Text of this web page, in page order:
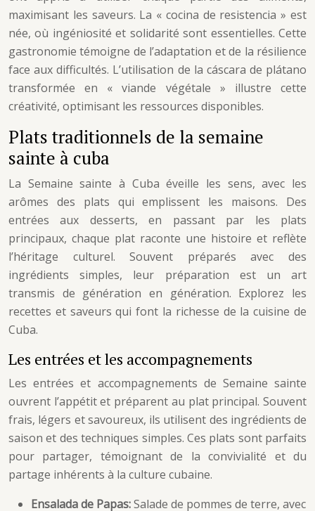
maximisant les saveurs. La « cocina de resistencia » est
née, où ingéniosité et solidarité sont essentielles. Cette
gastronomie témoigne de l’adaptation et de la résilience
face aux difficultés. L’utilisation de la cáscara de plátano
transformée en « viande végétale » illustre cette
créativité, optimisant les ressources disponibles.
Plats traditionnels de la semaine
sainte à cuba
La Semaine sainte à Cuba éveille les sens, avec les
arômes des plats qui emplissent les maisons. Des
entrées aux desserts, en passant par les plats
principaux, chaque plat raconte une histoire et reflète
l’héritage culturel. Souvent préparés avec des
ingrédients simples, leur préparation est un art
transmis de génération en génération. Explorez les
recettes et saveurs qui font la richesse de la cuisine de
Cuba.
Les entrées et les accompagnements
Les entrées et accompagnements de Semaine sainte
ouvrent l’appétit et préparent au plat principal. Souvent
frais, légers et savoureux, ils utilisent des ingrédients de
saison et des techniques simples. Ces plats sont parfaits
pour partager, témoignant de la convivialité et du
partage inhérents à la culture cubaine.
Ensalada de Papas:Salade de pommes de terre, avec